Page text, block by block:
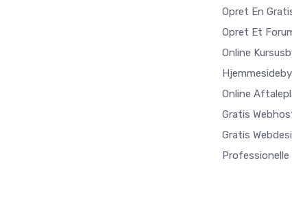
Opret En
Opret Et
Online
Online
Gratis
Gratis